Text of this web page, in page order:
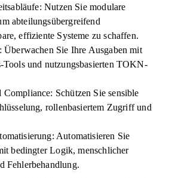
Nutzen Sie modulare
abteilungsübergreifend
effiziente Systeme zu schaffen.
Überwachen Sie Ihre Ausgaben mit
Tools und nutzungsbasierten TOKN-
Compliance: Schützen Sie sensible
rollenbasiertem Zugriff und
Automatisieren Sie
bedingter Logik, menschlicher
Fehlerbehandlung.